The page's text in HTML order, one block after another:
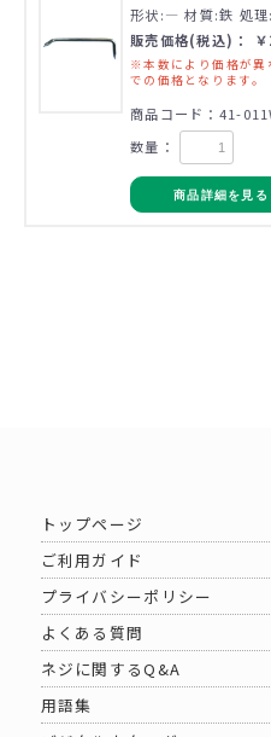
形状:― 材質:鉄 処理
販売価格(税込)：
※本数により価格が異
での価格となります。
商品コード：41-
数量：
商品詳細を見る
トップページ
ご利用ガイド
プライバシーポリシー
よくある質問
ネジに関するQ&A
用語集